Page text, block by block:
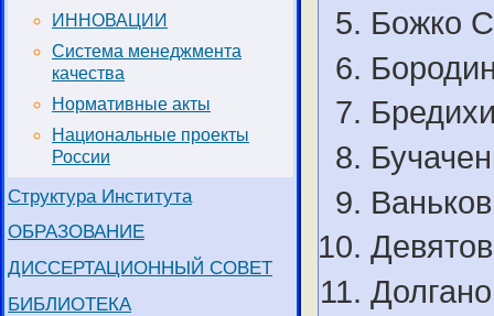
ИННОВАЦИИ
Система менеджмента
качества
Нормативные акты
Национальные проекты
России
Структура Института
ОБРАЗОВАНИЕ
ДИССЕРТАЦИОННЫЙ СОВЕТ
БИБЛИОТЕКА
Божко